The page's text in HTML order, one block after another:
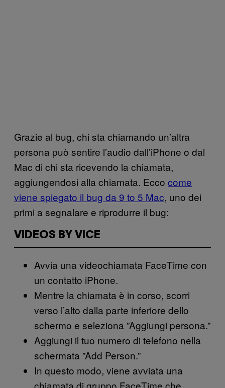
Grazie al bug, chi sta chiamando un’altra
persona può sentire l’audio dall’iPhone o dal
Mac di chi sta ricevendo la chiamata,
aggiungendosi alla chiamata. Ecco come
viene spiegato il bug da 9 to 5 Mac, uno dei
primi a segnalare e riprodurre il bug:
VIDEOS BY VICE
Avvia una videochiamata FaceTime con
un contatto iPhone.
Mentre la chiamata è in corso, scorri
verso l’alto dalla parte inferiore dello
schermo e seleziona ”Aggiungi persona.”
Aggiungi il tuo numero di telefono nella
schermata ”Add Person.”
In questo modo, viene avviata una
chiamata di gruppo FaceTime che